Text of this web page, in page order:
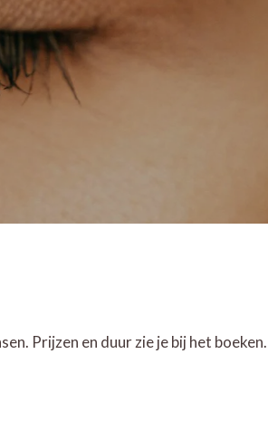
Prijzen en duur zie je bij het boeken.